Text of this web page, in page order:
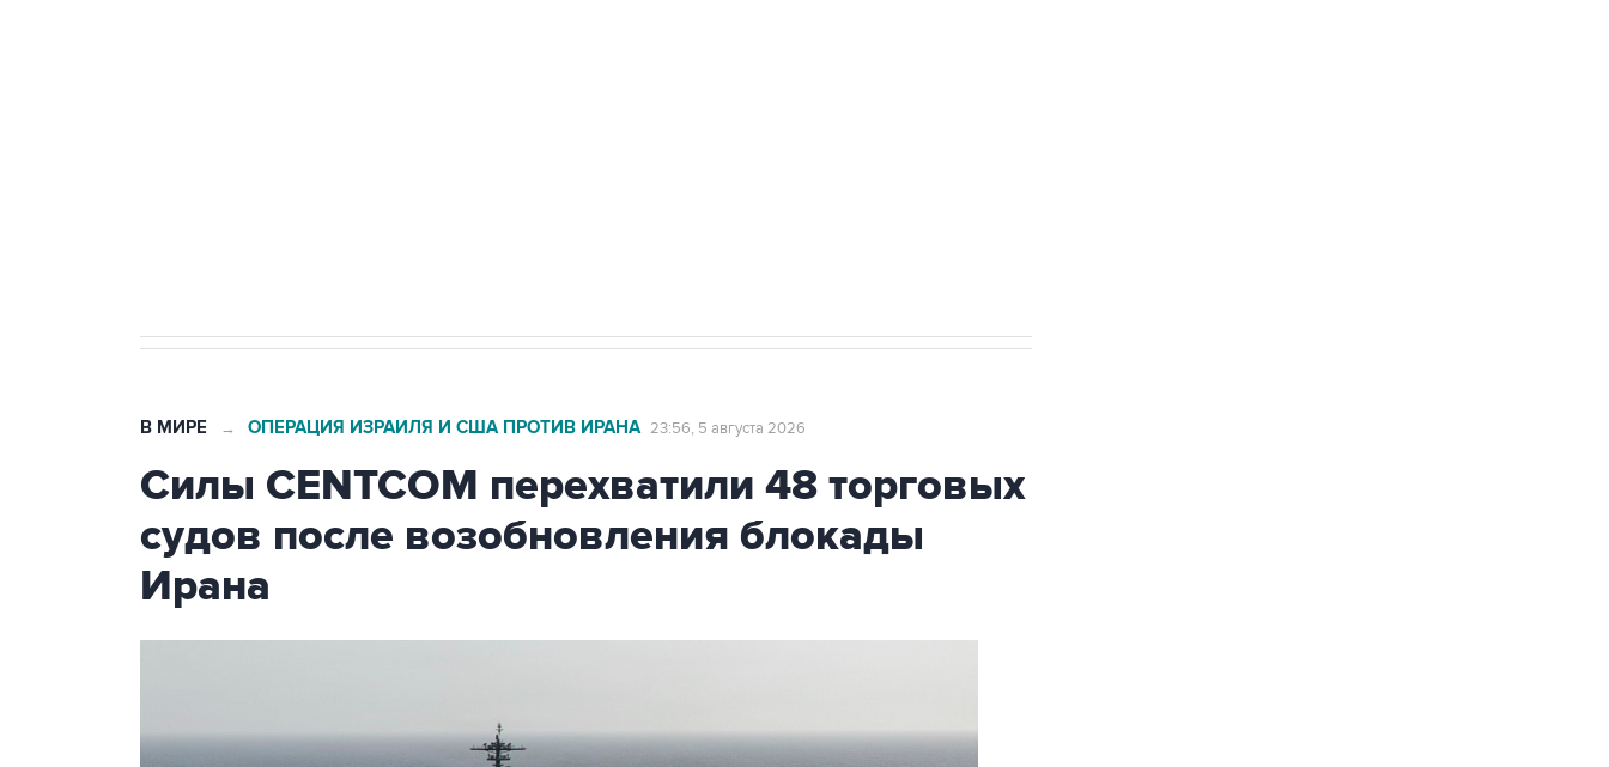
В МИРЕ → ОПЕРАЦИЯ ИЗРАИЛЯ И США ПРОТИВ ИРАНА 23:56, 5 августа 2026
Силы CENTCOM перехватили 48 торговых
судов после возобновления блокады
Ирана